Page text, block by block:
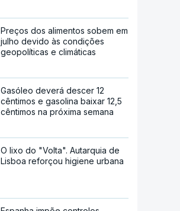
Preços dos alimentos sobem em
julho devido às condições
geopolíticas e climáticas
Gasóleo deverá descer 12
cêntimos e gasolina baixar 12,5
cêntimos na próxima semana
O lixo do "Volta". Autarquia de
Lisboa reforçou higiene urbana